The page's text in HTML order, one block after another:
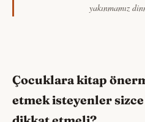
yakınmamız
Çocuklara kitap
etmek isteyenler